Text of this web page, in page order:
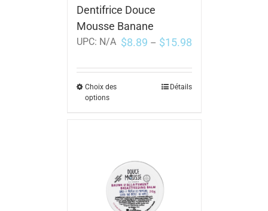
Dentifrice Douce
Mousse Banane
UPC: N/A $8.89 – $15.98
Choix des
options
Détails